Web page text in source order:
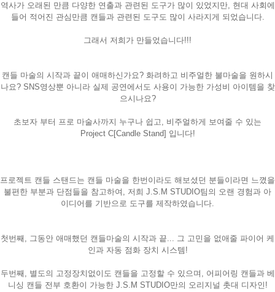
역사가 오래된 만큼 다양한 연출과 관련된 도구가 많이 있었지만, 현대 사회에
들어 적어진 관심만큼 캔들과 관련된 도구도 많이 사라지게 되었습니다.
그래서 저희가 만들었습니다!!!
캔들 마술의 시작과 끝이 애매하신가요? 화려하고 비주얼한 불마술을 원하시
나요? SNS영상뿐 아니라 실제 공연에서도 사용이 가능한 가성비 아이템을 찾
으시나요?
초보자 부터 프로 마술사까지 누구나 쉽고, 비주얼하게 보여줄 수 있는
Project C[Candle Stand] 입니다!
프로젝트 캔들 스탠드는 캔들 마술을 한번이라도 해보셨던 분들이라면 느꼈을
불편한 부분과 단점들을 참고하여, 저희 J.S.M STUDIO팀의 오랜 경험과 아
이디어를 기반으로 도구를 제작하였습니다.
첫번째, 그동안 애매했던 캔들마술의 시작과 끝... 그 고민을 없애줄 파이어 케
인과 자동 점화 장치 시스템!
두번째, 별도의 고정장치없이도 캔들을 고정할 수 있으며, 어피어링 캔들과 베
니싱 캔들 전부 호환이 가능한 J.S.M STUDIO만의 오리지널 촛대 디자인!